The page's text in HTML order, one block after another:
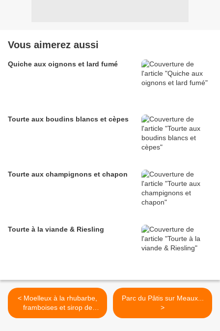
Vous aimerez aussi
Quiche aux oignons et lard fumé
Tourte aux boudins blancs et cèpes
Tourte aux champignons et chapon
Tourte à la viande & Riesling
< Moelleux à la rhubarbe,
framboises et sirop de
Liège
Parc du Pâtis sur Meaux...
>